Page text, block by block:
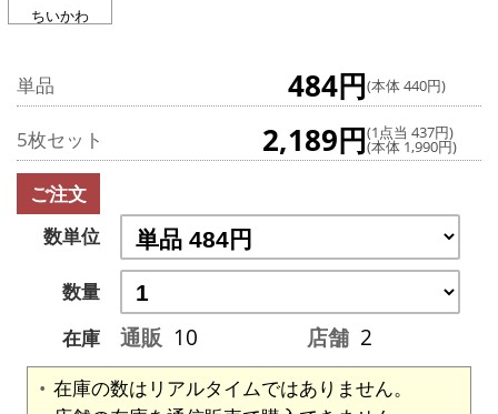
ちいかわ
単品 484円(本体 440円)
5枚セット 2,189円(1点当 437円)
(本体 1,990円)
ご注文
数単位
数量
在庫
通販 10 店舗 2
在庫の数はリアルタイムではありません。